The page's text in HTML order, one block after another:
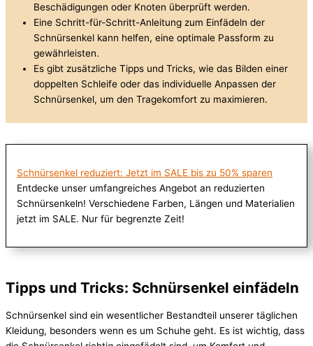
Beschädigungen oder Knoten überprüft werden.
Eine Schritt-für-Schritt-Anleitung zum Einfädeln der
Schnürsenkel kann helfen, eine optimale Passform zu
gewährleisten.
Es gibt zusätzliche Tipps und Tricks, wie das Bilden einer
doppelten Schleife oder das individuelle Anpassen der
Schnürsenkel, um den Tragekomfort zu maximieren.
Schnürsenkel reduziert: Jetzt im SALE bis zu 50% sparen
Entdecke unser umfangreiches Angebot an reduzierten
Schnürsenkeln! Verschiedene Farben, Längen und Materialien
jetzt im SALE. Nur für begrenzte Zeit!
Tipps und Tricks: Schnürsenkel einfädeln
Schnürsenkel sind ein wesentlicher Bestandteil unserer täglichen
Kleidung, besonders wenn es um Schuhe geht. Es ist wichtig, dass